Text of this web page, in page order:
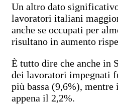
Un altro dato
lavoratori italiani
anche se occupati per
risultano in aumento
È tutto dire che anche in
dei lavoratori impegnati
più bassa (9,6%), mentre
appena il 2,2%.